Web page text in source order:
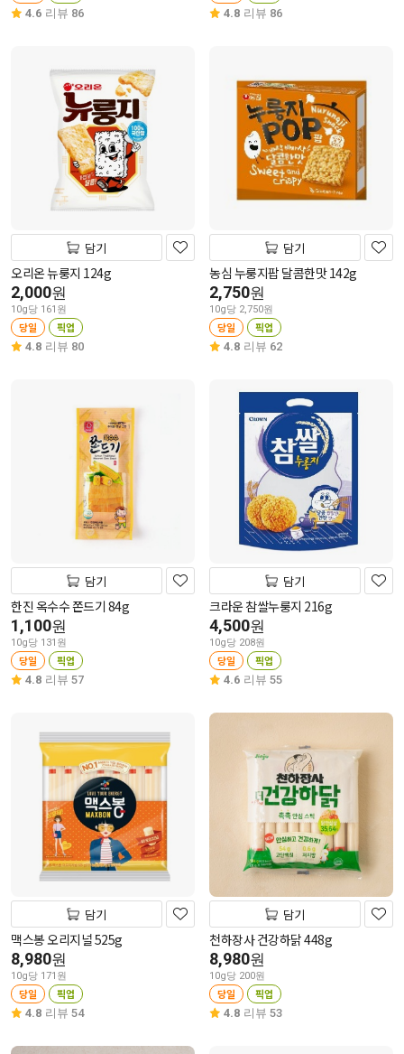
4.6 리뷰 86 4.8 리뷰 86
담기
오리온 뉴룽지 124g
2,000원
10g당 161원
당일 픽업
4.8 리뷰 80
담기
농심 누룽지팝 달콤한맛 142g
2,750원
10g당 2,750원
당일 픽업
4.8 리뷰 62
담기
한진 옥수수 쫀드기 84g
1,100원
10g당 131원
당일 픽업
4.8 리뷰 57
담기
크라운 참쌀누룽지 216g
4,500원
10g당 208원
당일 픽업
4.6 리뷰 55
담기
맥스봉 오리지널 525g
8,980원
10g당 171원
당일 픽업
4.8 리뷰 54
담기
천하장사 건강하닭 448g
8,980원
10g당 200원
당일 픽업
4.8 리뷰 53